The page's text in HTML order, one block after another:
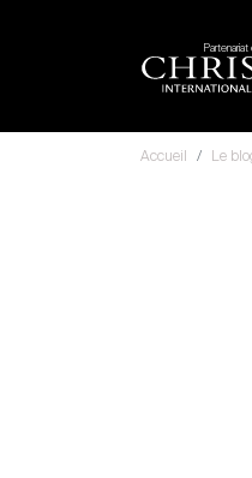
Partenariat
Accueil Le